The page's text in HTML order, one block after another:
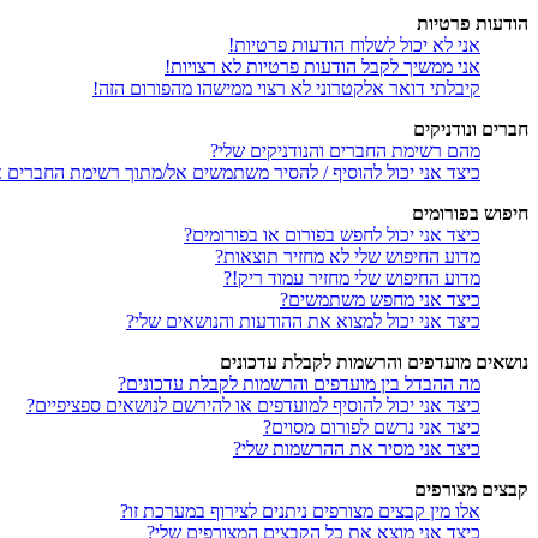
הודעות פרטיות
אני לא יכול לשלוח הודעות פרטיות!
אני ממשיך לקבל הודעות פרטיות לא רצויות!
קיבלתי דואר אלקטרוני לא רצוי ממישהו מהפורום הזה!
חברים ונודניקים
מהם רשימת החברים והנודניקים שלי?
כיצד אני יכול להוסיף / להסיר משתמשים אל/מתוך רשימת החברים
חיפוש בפורומים
כיצד אני יכול לחפש בפורום או בפורומים?
מדוע החיפוש שלי לא מחזיר תוצאות?
מדוע החיפוש שלי מחזיר עמוד ריק!?
כיצד אני מחפש משתמשים?
כיצד אני יכול למצוא את ההודעות והנושאים שלי?
נושאים מועדפים והרשמות לקבלת עדכונים
מה ההבדל בין מועדפים והרשמות לקבלת עדכונים?
כיצד אני יכול להוסיף למועדפים או להירשם לנושאים ספציפיים?
כיצד אני נרשם לפורום מסוים?
כיצד אני מסיר את ההרשמות שלי?
קבצים מצורפים
אלו מין קבצים מצורפים ניתנים לצירוף במערכת זו?
כיצד אני מוצא את כל הקבצים המצורפים שלי?